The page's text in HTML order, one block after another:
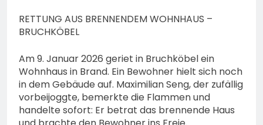
RETTUNG AUS BRENNENDEM WOHNHAUS –
BRUCHKÖBEL
Am 9. Januar 2026 geriet in Bruchköbel ein
Wohnhaus in Brand. Ein Bewohner hielt sich noch
in dem Gebäude auf. Maximilian Seng, der zufällig
vorbeijoggte, bemerkte die Flammen und
handelte sofort: Er betrat das brennende Haus